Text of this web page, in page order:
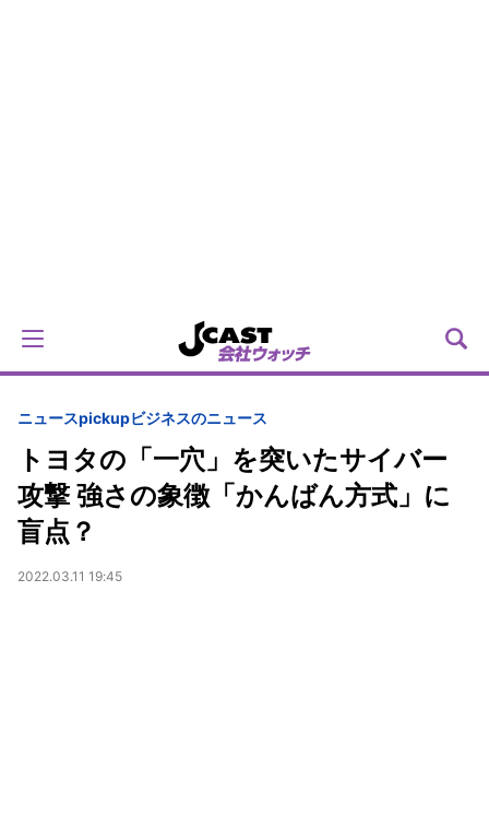
ニュースpickupビジネスのニュース
トヨタの「一穴」を突いたサイバー
攻撃 強さの象徴「かんばん方式」に
盲点？
2022.03.11 19:45